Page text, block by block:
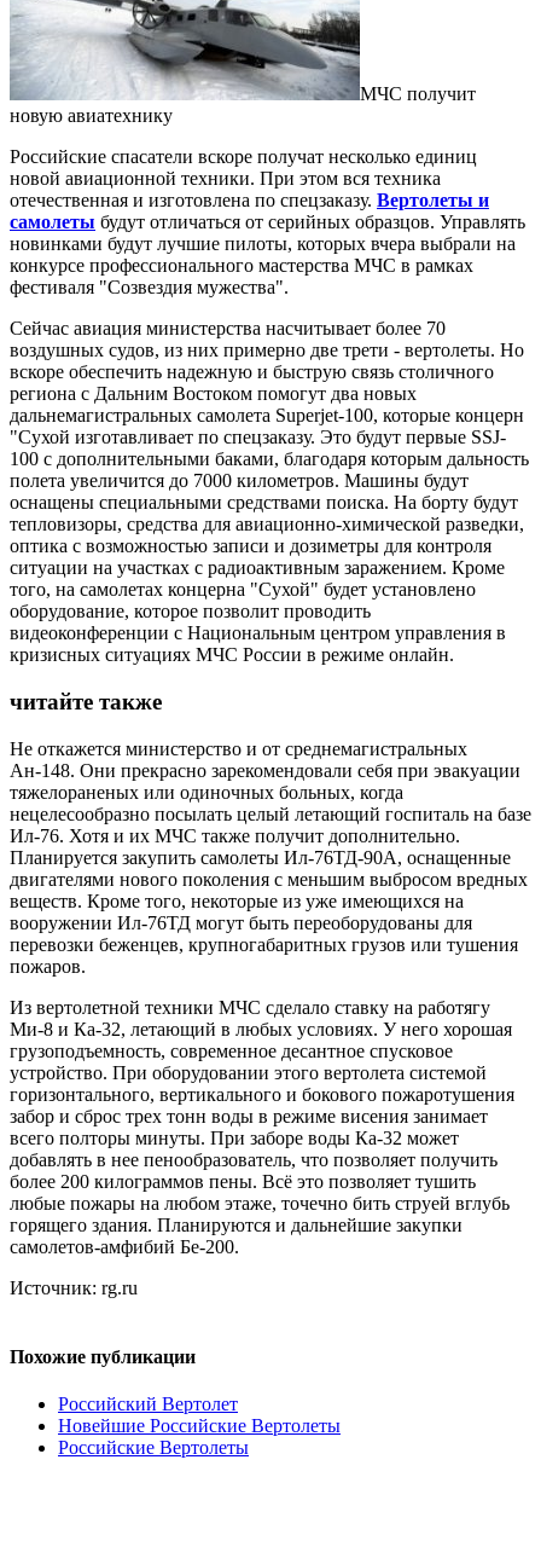
МЧС получит
новую авиатехнику
Российские спасатели вскоре получат несколько единиц
новой авиационной техники. При этом вся техника
отечественная и изготовлена по спецзаказу. Вертолеты и
самолеты будут отличаться от серийных образцов. Управлять
новинками будут лучшие пилоты, которых вчера выбрали на
конкурсе профессионального мастерства МЧС в рамках
фестиваля "Созвездия мужества".
Сейчас авиация министерства насчитывает более 70
воздушных судов, из них примерно две трети - вертолеты. Но
вскоре обеспечить надежную и быструю связь столичного
региона с Дальним Востоком помогут два новых
дальнемагистральных самолета Superjet-100, которые концерн
"Сухой изготавливает по спецзаказу. Это будут первые SSJ-
100 с дополнительными баками, благодаря которым дальность
полета увеличится до 7000 километров. Машины будут
оснащены специальными средствами поиска. На борту будут
тепловизоры, средства для авиационно-химической разведки,
оптика с возможностью записи и дозиметры для контроля
ситуации на участках с радиоактивным заражением. Кроме
того, на самолетах концерна "Сухой" будет установлено
оборудование, которое позволит проводить
видеоконференции с Национальным центром управления в
кризисных ситуациях МЧС России в режиме онлайн.
читайте также
Не откажется министерство и от среднемагистральных
Ан-148. Они прекрасно зарекомендовали себя при эвакуации
тяжелораненых или одиночных больных, когда
нецелесообразно посылать целый летающий госпиталь на базе
Ил-76. Хотя и их МЧС также получит дополнительно.
Планируется закупить самолеты Ил-76ТД-90А, оснащенные
двигателями нового поколения с меньшим выбросом вредных
веществ. Кроме того, некоторые из уже имеющихся на
вооружении Ил-76ТД могут быть переоборудованы для
перевозки беженцев, крупногабаритных грузов или тушения
пожаров.
Из вертолетной техники МЧС сделало ставку на работягу
Ми-8 и Ка-32, летающий в любых условиях. У него хорошая
грузоподъемность, современное десантное спусковое
устройство. При оборудовании этого вертолета системой
горизонтального, вертикального и бокового пожаротушения
забор и сброс трех тонн воды в режиме висения занимает
всего полторы минуты. При заборе воды Ка-32 может
добавлять в нее пенообразователь, что позволяет получить
более 200 килограммов пены. Всё это позволяет тушить
любые пожары на любом этаже, точечно бить струей вглубь
горящего здания. Планируются и дальнейшие закупки
самолетов-амфибий Бе-200.
Источник: rg.ru
Похожие публикации
Российский Вертолет
Новейшие Российские Вертолеты
Российские Вертолеты